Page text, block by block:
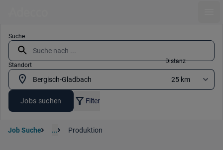
Suche
Standort
Distanz
Jobs suchen Filter
Job Suche ... Produktion